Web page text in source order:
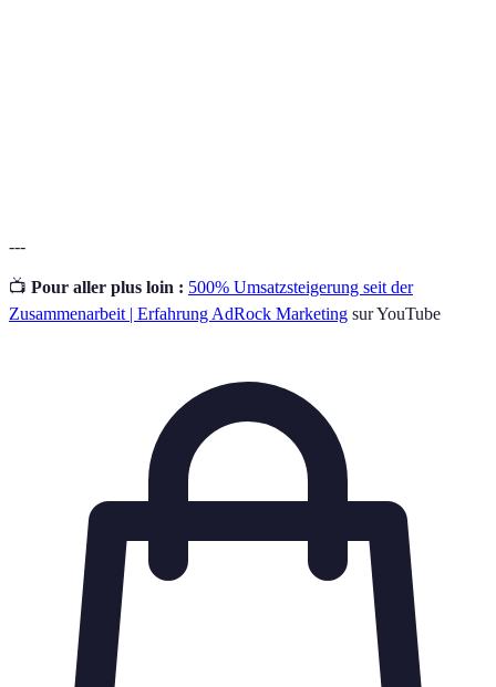
---
📺 Pour aller plus loin : 500% Umsatzsteigerung seit der
Zusammenarbeit | Erfahrung AdRock Marketing sur YouTube